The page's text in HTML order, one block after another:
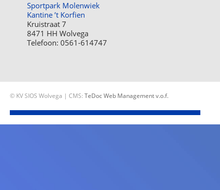
Sportpark Molenwiek
Kantine ’t Korfien
Kruistraat 7
8471 HH Wolvega
Telefoon: 0561-614747
© KV SIOS Wolvega | CMS: TeDoc Web Management v.o.f.